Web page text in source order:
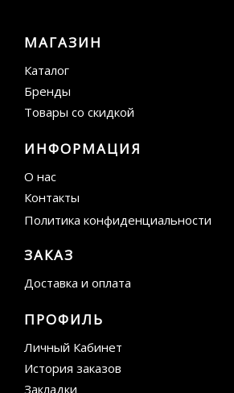
МАГАЗИН
Каталог
Бренды
Товары со скидкой
ИНФОРМАЦИЯ
О нас
Контакты
Политика конфиденциальности
ЗАКАЗ
Доставка и оплата
ПРОФИЛЬ
Личный Кабинет
История заказов
Закладки